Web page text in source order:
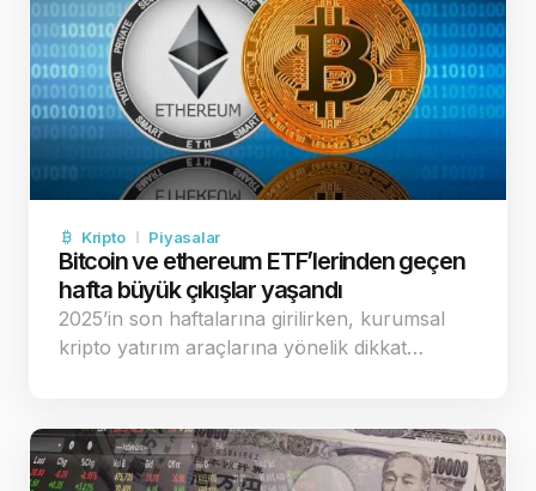
Kripto Piyasalar
Bitcoin ve ethereum ETF’lerinden geçen
hafta büyük çıkışlar yaşandı
2025’in son haftalarına girilirken, kurumsal
kripto yatırım araçlarına yönelik dikkat…